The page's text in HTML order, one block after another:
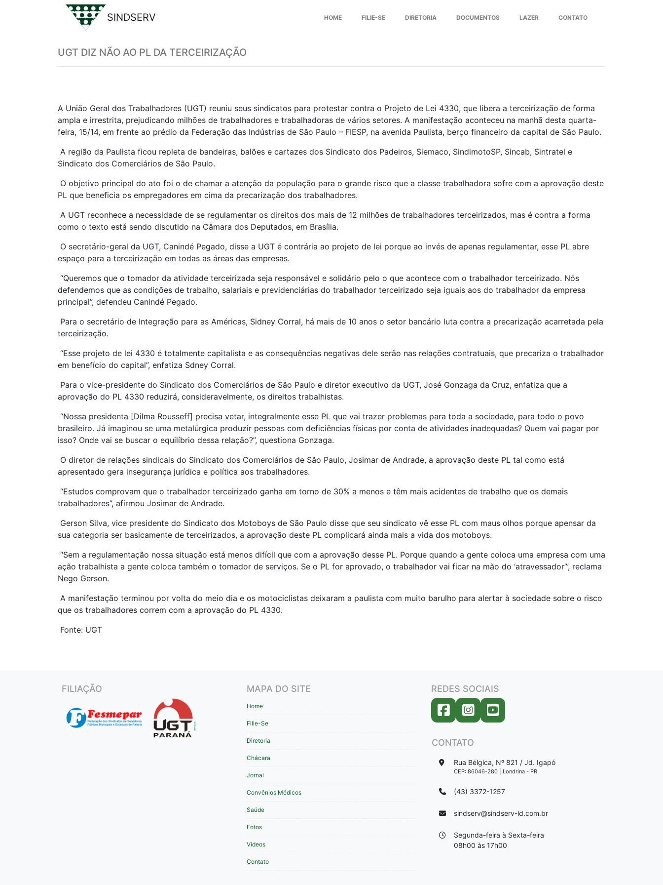
SINDSERV HOME FILIE-SE DIRETORIA DOCUMENTOS LAZER CONTATO
UGT DIZ NÃO AO PL DA TERCEIRIZAÇÃO
A União Geral dos Trabalhadores (UGT) reuniu seus sindicatos para protestar contra o Projeto de Lei 4330, que libera a terceirização de forma
ampla e irrestrita, prejudicando milhões de trabalhadores e trabalhadoras de vários setores. A manifestação aconteceu na manhã desta quarta-
feira, 15/14, em frente ao prédio da Federação das Indústrias de São Paulo – FIESP, na avenida Paulista, berço financeiro da capital de São Paulo.
A região da Paulista ficou repleta de bandeiras, balões e cartazes dos Sindicato dos Padeiros, Siemaco, SindimotoSP, Sincab, Sintratel e
Sindicato dos Comerciários de São Paulo.
O objetivo principal do ato foi o de chamar a atenção da população para o grande risco que a classe trabalhadora sofre com a aprovação deste
PL que beneficia os empregadores em cima da precarização dos trabalhadores.
A UGT reconhece a necessidade de se regulamentar os direitos dos mais de 12 milhões de trabalhadores terceirizados, mas é contra a forma
como o texto está sendo discutido na Câmara dos Deputados, em Brasília.
O secretário-geral da UGT, Canindé Pegado, disse a UGT é contrária ao projeto de lei porque ao invés de apenas regulamentar, esse PL abre
espaço para a terceirização em todas as áreas das empresas.
“Queremos que o tomador da atividade terceirizada seja responsável e solidário pelo o que acontece com o trabalhador terceirizado. Nós
defendemos que as condições de trabalho, salariais e previdenciárias do trabalhador terceirizado seja iguais aos do trabalhador da empresa
principal”, defendeu Canindé Pegado.
Para o secretário de Integração para as Américas, Sidney Corral, há mais de 10 anos o setor bancário luta contra a precarização acarretada pela
terceirização.
“Esse projeto de lei 4330 é totalmente capitalista e as consequências negativas dele serão nas relações contratuais, que precariza o trabalhador
em benefício do capital”, enfatiza Sdney Corral.
Para o vice-presidente do Sindicato dos Comerciários de São Paulo e diretor executivo da UGT, José Gonzaga da Cruz, enfatiza que a
aprovação do PL 4330 reduzirá, consideravelmente, os direitos trabalhistas.
“Nossa presidenta [Dilma Rousseff] precisa vetar, integralmente esse PL que vai trazer problemas para toda a sociedade, para todo o povo
brasileiro. Já imaginou se uma metalúrgica produzir pessoas com deficiências físicas por conta de atividades inadequadas? Quem vai pagar por
isso? Onde vai se buscar o equilíbrio dessa relação?”, questiona Gonzaga.
O diretor de relações sindicais do Sindicato dos Comerciários de São Paulo, Josimar de Andrade, a aprovação deste PL tal como está
apresentado gera insegurança jurídica e política aos trabalhadores.
“Estudos comprovam que o trabalhador terceirizado ganha em torno de 30% a menos e têm mais acidentes de trabalho que os demais
trabalhadores”, afirmou Josimar de Andrade.
Gerson Silva, vice presidente do Sindicato dos Motoboys de São Paulo disse que seu sindicato vê esse PL com maus olhos porque apensar da
sua categoria ser basicamente de terceirizados, a aprovação deste PL complicará ainda mais a vida dos motoboys.
“Sem a regulamentação nossa situação está menos difícil que com a aprovação desse PL. Porque quando a gente coloca uma em​presa com uma
ação trabalhista a gente coloca também o tomador de serviços. Se o PL for aprovado, o trabalhador vai ficar na mão do ‘atravessador’”, reclama
Nego Gerson.
A manifestação terminou por volta do meio dia e os motociclistas deixaram a paulista com muito barulho para alertar à sociedade sobre o risco
que os trabalhadores correm com a aprovação do PL 4330.
Fonte: UGT
FILIAÇÃO MAPA DO SITE
Home
Filie-Se
Diretoria
Chácara
Jornal
Convênios Médicos
Saúde
Fotos
Vídeos
Contato
REDES SOCIAIS
CONTATO
Rua Bélgica, Nº 821 / Jd. Igapó
CEP: 86046-280 | Londrina - PR
(43) 3372-1257
sindserv@sindserv-ld.com.br
Segunda-feira à Sexta-feira
08h00 às 17h00